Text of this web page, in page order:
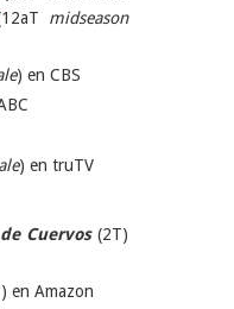
midseason
) en CBS
) en truTV
Cuervos(2T)
en Amazon